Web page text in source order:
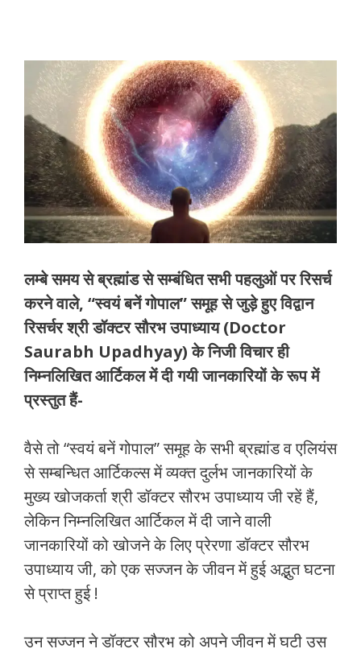
लम्बे समय से ब्रह्मांड से सम्बंधित सभी पहलुओं पर रिसर्च
करने वाले, “स्वयं बनें गोपाल” समूह से जुड़े हुए विद्वान
रिसर्चर श्री डॉक्टर सौरभ उपाध्याय (Doctor
Saurabh Upadhyay) के निजी विचार ही
निम्नलिखित आर्टिकल में दी गयी जानकारियों के रूप में
प्रस्तुत हैं-
वैसे तो “स्वयं बनें गोपाल” समूह के सभी ब्रह्मांड व एलियंस
से सम्बन्धित आर्टिकल्स में व्यक्त दुर्लभ जानकारियों के
मुख्य खोजकर्ता श्री डॉक्टर सौरभ उपाध्याय जी रहें हैं,
लेकिन निम्नलिखित आर्टिकल में दी जाने वाली
जानकारियों को खोजने के लिए प्रेरणा डॉक्टर सौरभ
उपाध्याय जी, को एक सज्जन के जीवन में हुई अद्भुत घटना
से प्राप्त हुई !
उन सज्जन ने डॉक्टर सौरभ को अपने जीवन में घटी उस